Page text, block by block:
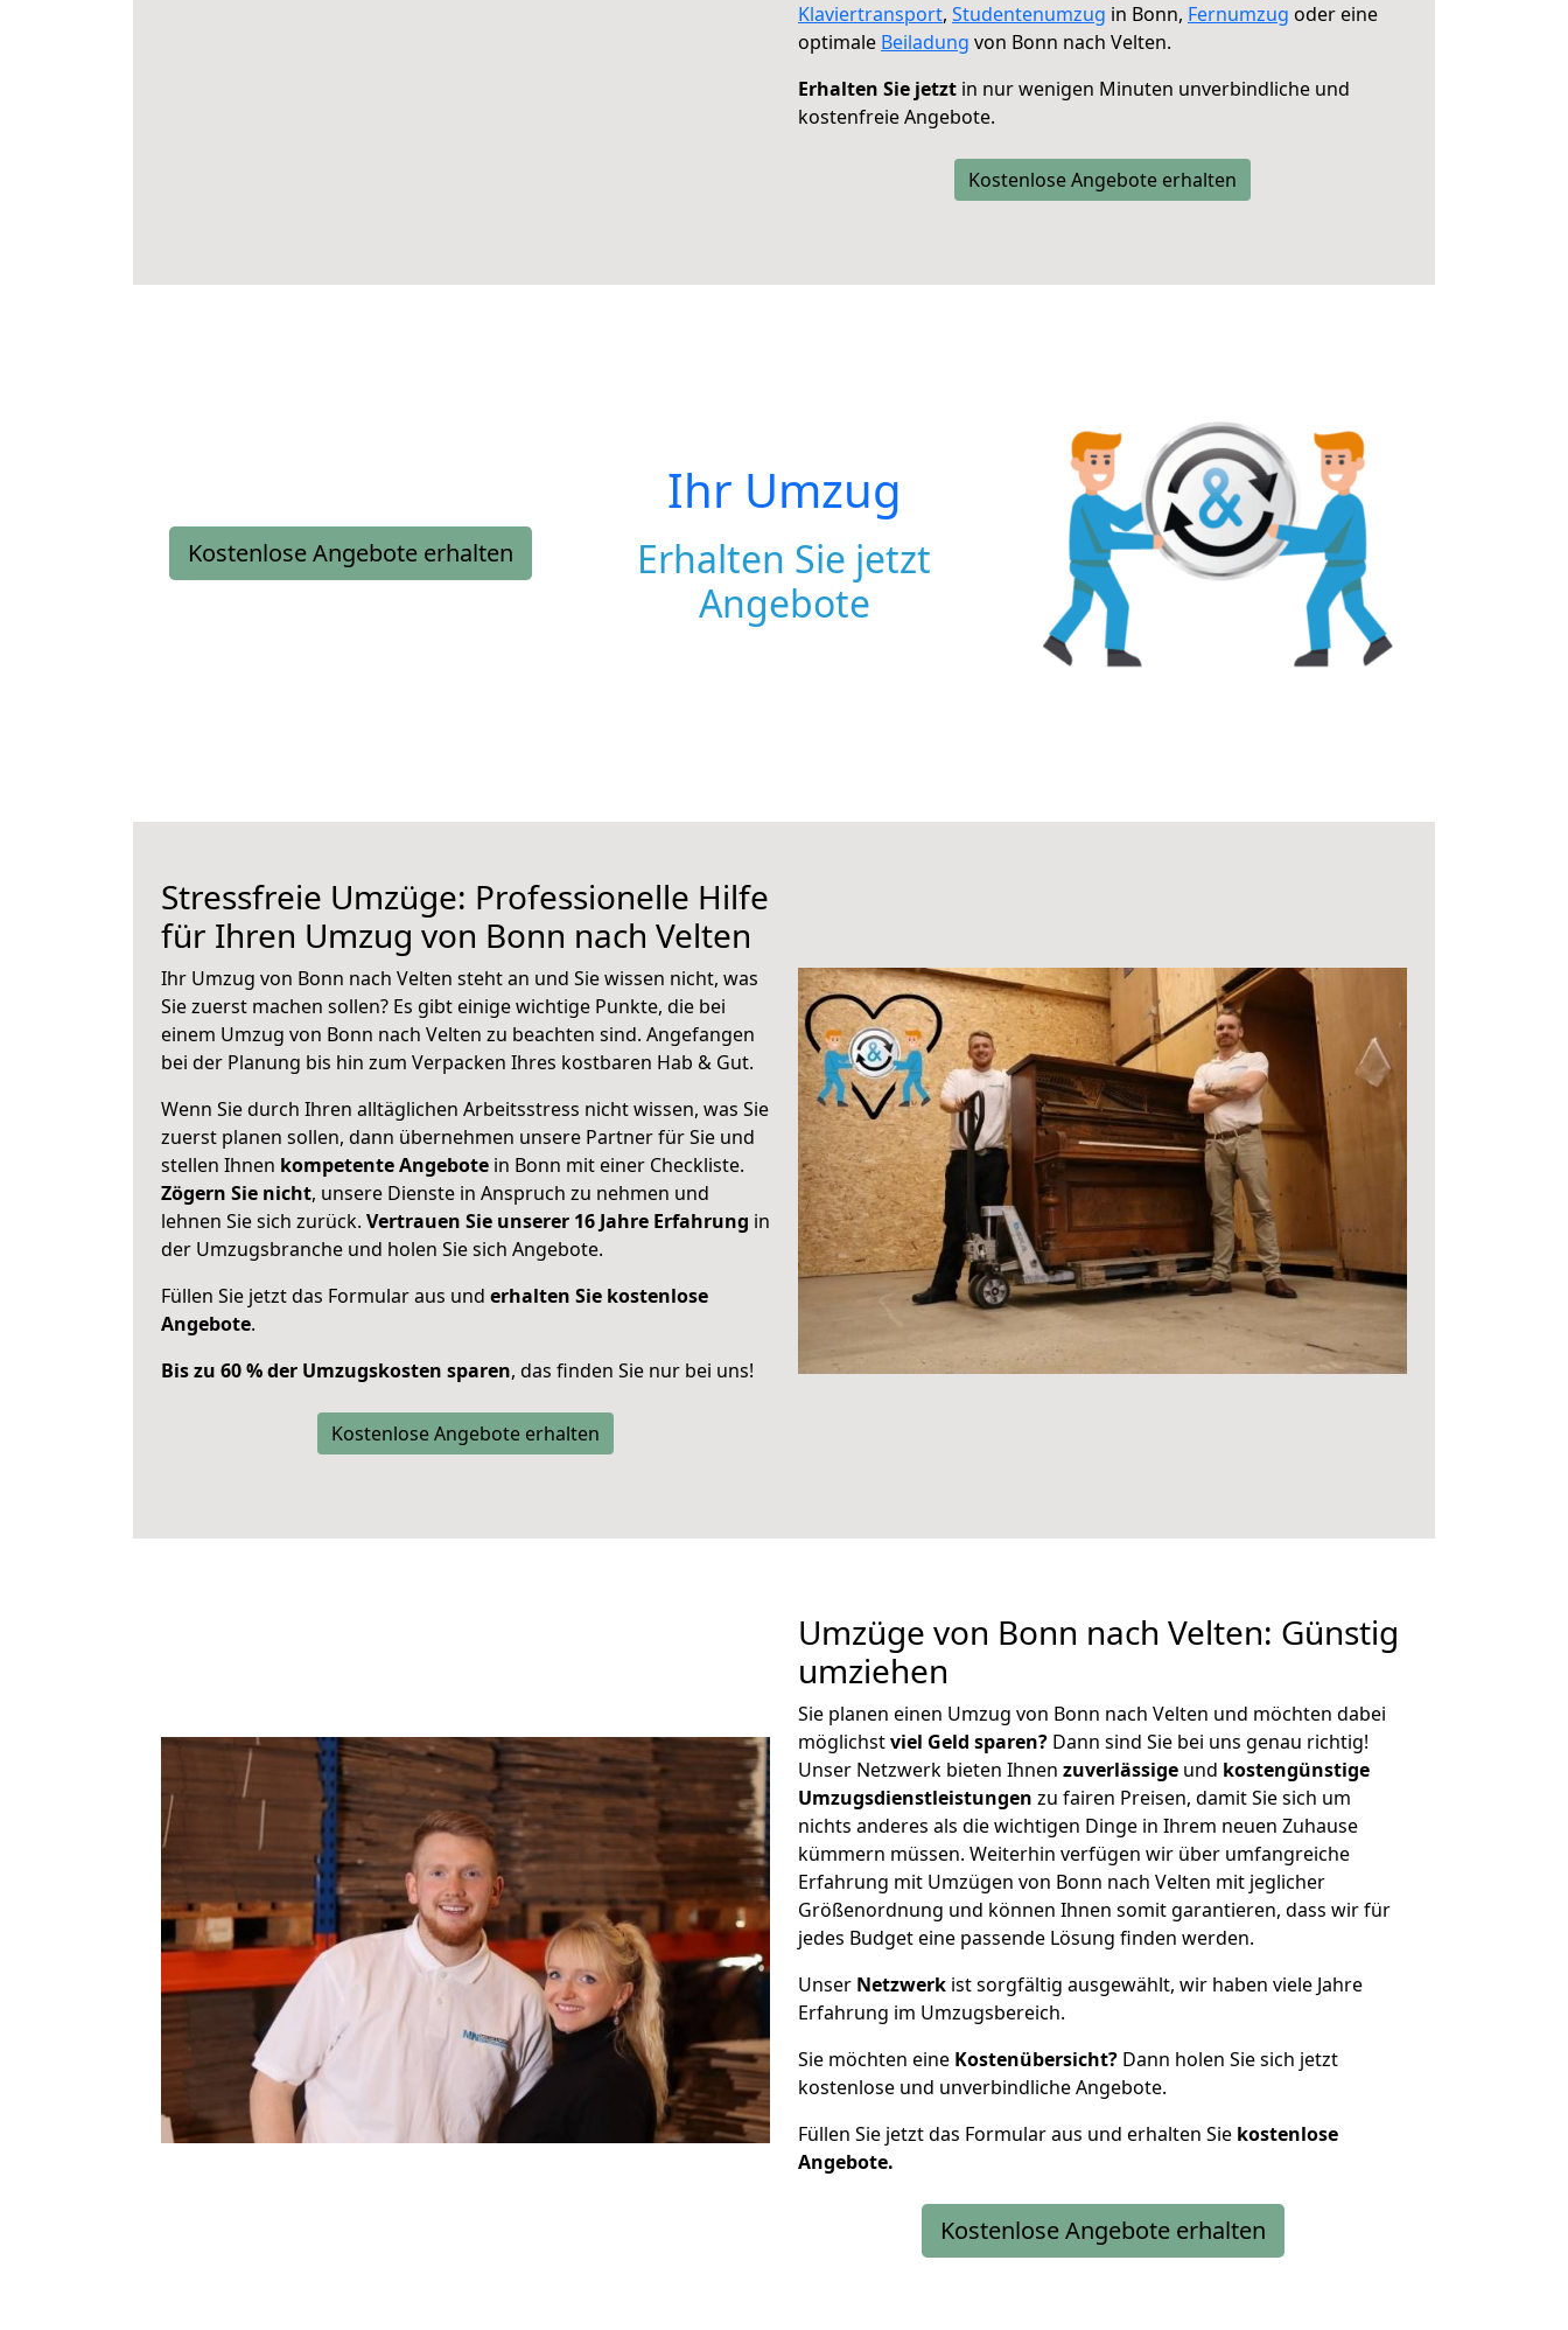
Klaviertransport, Studentenumzug in Bonn, Fernumzug oder eine
optimale Beiladung von Bonn nach Velten.
Erhalten Sie jetzt in nur wenigen Minuten unverbindliche und
kostenfreie Angebote.
Kostenlose Angebote erhalten
Kostenlose Angebote erhalten
Ihr Umzug
Erhalten Sie jetzt
Angebote
Stressfreie Umzüge: Professionelle Hilfe
für Ihren Umzug von Bonn nach Velten
Ihr Umzug von Bonn nach Velten steht an und Sie wissen nicht, was
Sie zuerst machen sollen? Es gibt einige wichtige Punkte, die bei
einem Umzug von Bonn nach Velten zu beachten sind. Angefangen
bei der Planung bis hin zum Verpacken Ihres kostbaren Hab & Gut.
Wenn Sie durch Ihren alltäglichen Arbeitsstress nicht wissen, was Sie
zuerst planen sollen, dann übernehmen unsere Partner für Sie und
stellen Ihnen kompetente Angebote in Bonn mit einer Checkliste.
Zögern Sie nicht, unsere Dienste in Anspruch zu nehmen und
lehnen Sie sich zurück. Vertrauen Sie unserer 16 Jahre Erfahrung in
der Umzugsbranche und holen Sie sich Angebote.
Füllen Sie jetzt das Formular aus und erhalten Sie kostenlose
Angebote.
Bis zu 60 % der Umzugskosten sparen, das finden Sie nur bei uns!
Kostenlose Angebote erhalten
Umzüge von Bonn nach Velten: Günstig
umziehen
Sie planen einen Umzug von Bonn nach Velten und möchten dabei
möglichstviel Geld sparen? Dann sind Sie bei uns genau richtig!
Unser Netzwerk bieten Ihnen zuverlässige und kostengünstige
Umzugsdienstleistungen zu fairen Preisen, damit Sie sich um
nichts anderes als die wichtigen Dinge in Ihrem neuen Zuhause
kümmern müssen. Weiterhin verfügen wir über umfangreiche
Erfahrung mit Umzügen von Bonn nach Velten mit jeglicher
Größenordnung und können Ihnen somit garantieren, dass wir für
jedes Budget eine passende Lösung finden werden.
Unser Netzwerk ist sorgfältig ausgewählt, wir haben viele Jahre
Erfahrung im Umzugsbereich.
Sie möchten eine Kostenübersicht? Dann holen Sie sich jetzt
kostenlose und unverbindliche Angebote.
Füllen Sie jetzt das Formular aus und erhalten Sie kostenlose
Angebote.
Kostenlose Angebote erhalten